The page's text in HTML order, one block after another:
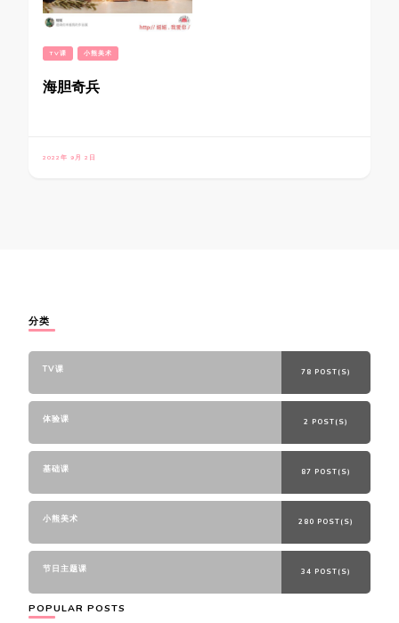
TV课 小熊美术
海胆奇兵
2022年 9月 2日
分类
TV课 78 POST(S)
体验课 2 POST(S)
基础课 87 POST(S)
小熊美术 280 POST(S)
节日主题课 34 POST(S)
POPULAR POSTS